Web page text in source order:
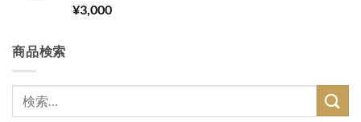
5段階中
5.00
¥3,000
商品検索